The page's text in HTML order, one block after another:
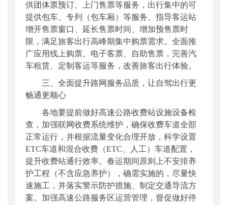
供团体票预订、上门售票等服务，出行集中的可
提供包车、专列（包车厢）等服务。指导客运站
增开售票窗口、延长售票时间、增加预售票时
限，满足旅客出行高峰期集中购票需求。全面推
广应用线上购票、电子客票、自助售票，完善汽
车租赁、定制客运等服务，改善旅客出行体验。
三、全面提升路网服务品质，让自驾出行更
畅通更顺心
各地要提前做好高速公路收费站设施设备检
查，加强联网收费系统维护，确保收费车道全部
正常运行，并根据流量变化合理开放，科学设置
ETC车道和混合收费（ETC、人工）车道配置，
提升收费站通行效率。春运期间原则上不安排养
护工程（不含应急养护），确需实施的，尽量快
速施工，并落实警示防护措施、制定交通导流方
案。加强高速公路服务区运营管理，督促做好停